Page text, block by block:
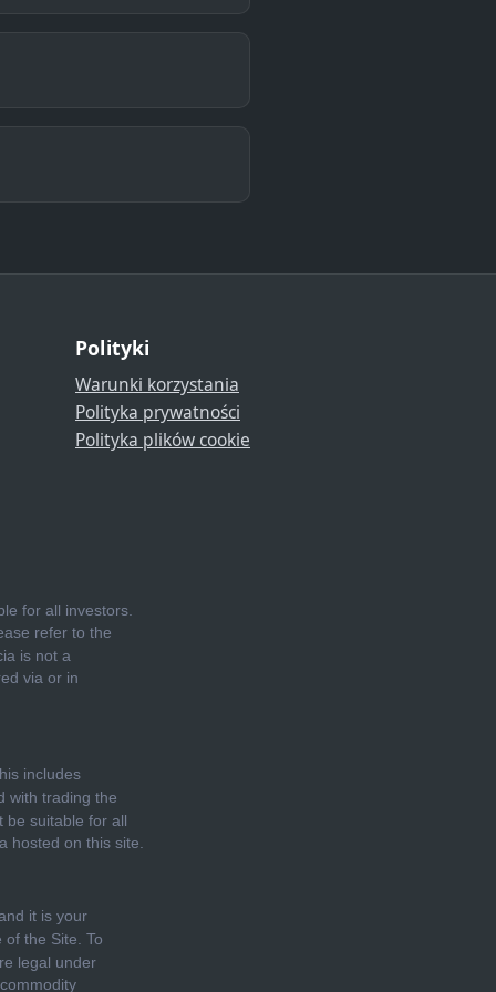
Polityki
Warunki korzystania
Polityka prywatności
Polityka plików cookie